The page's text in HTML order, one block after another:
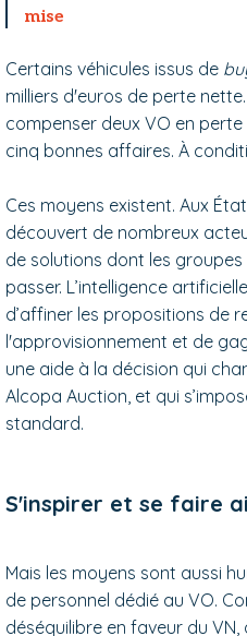
mise
Certains véhicules issus de
milliers d'euros de perte
compenser deux VO en
cinq bonnes affaires. À
Ces moyens existent. Aux
découvert de nombreux
de solutions dont les
passer. L’intelligence
d’affiner les propositions de
l'approvisionnement et de
une aide à la décision qui
Alcopa Auction, et qui
standard.
S'inspirer et se faire
Mais les moyens sont aussi
de personnel dédié au VO.
déséquilibre en faveur du